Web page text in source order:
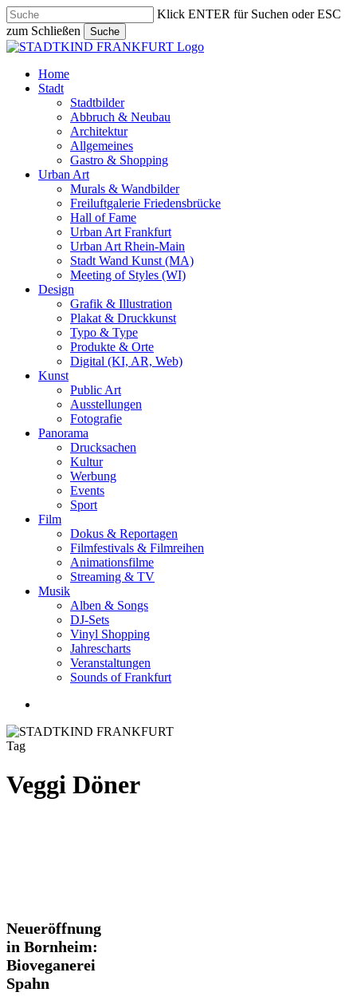
Skip
to
main
content
Klick ENTER für Suchen oder ESC
zum Schließen
Suche
Close
search
Menu
Home
Stadt
Stadtbilder
Abbruch & Neubau
Architektur
Allgemeines
Gastro & Shopping
Urban Art
Murals & Wandbilder
Freiluftgalerie Friedensbrücke
Hall of Fame
Urban Art Frankfurt
Urban Art Rhein-Main
Stadt Wand Kunst (MA)
Meeting of Styles (WI)
Design
Grafik & Illustration
Plakat & Druckkunst
Typo & Type
Produkte & Orte
Digital (KI, AR, Web)
Kunst
Public Art
Ausstellungen
Fotografie
Panorama
Drucksachen
Kultur
Werbung
Events
Sport
Film
Dokus & Reportagen
Filmfestivals & Filmreihen
Animationsfilme
Streaming & TV
Musik
Alben & Songs
DJ-Sets
Vinyl Shopping
Jahrescharts
Veranstaltungen
Sounds of Frankfurt
Tag
Veggi Döner
Neueröffnung
in
Bornheim:
Bioveganerei
Spahn
Neueröffnung
in Bornheim:
Bioveganerei
Spahn